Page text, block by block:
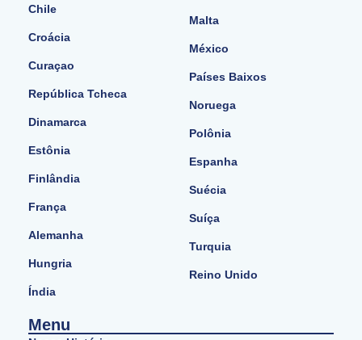
Chile
Croácia
Curaçao
República Tcheca
Dinamarca
Estônia
Finlândia
França
Alemanha
Hungria
Índia
Malta
México
Países Baixos
Noruega
Polônia
Espanha
Suécia
Suíça
Turquia
Reino Unido
Menu